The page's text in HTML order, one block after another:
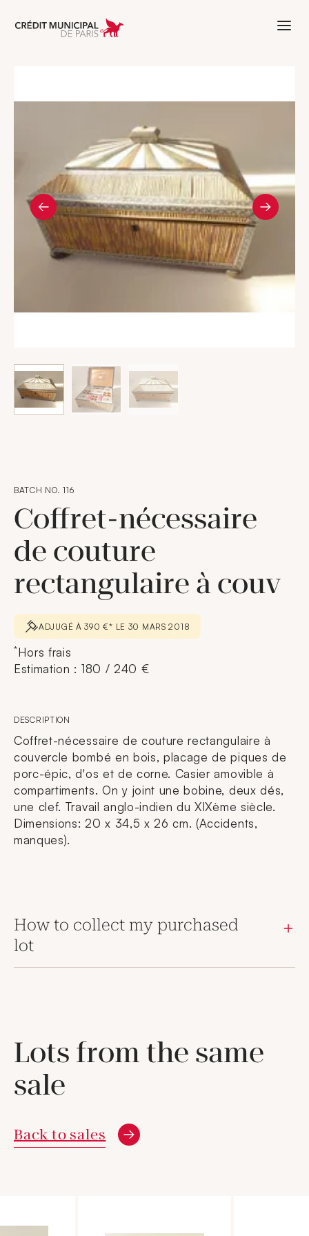
Aller à l'accueil de Crédit Municipal
BATCH NO. 116
Coffret-nécessaire
de couture
rectangulaire à couv
ADJUGÉ À 390 €* LE 30 MARS 2018
*Hors frais
Estimation : 180 / 240 €
DESCRIPTION
Coffret-nécessaire de couture rectangulaire à
couvercle bombé en bois, placage de piques de
porc-épic, d'os et de corne. Casier amovible à
compartiments. On y joint une bobine, deux dés,
une clef. Travail anglo-indien du XIXème siècle.
Dimensions: 20 x 34,5 x 26 cm. (Accidents,
manques).
How to collect my purchased
lot
Lots from the same
sale
Back to sales